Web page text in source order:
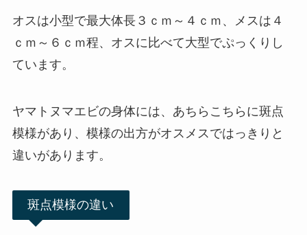
オスは小型で最大体長３ｃｍ～４ｃｍ、
メスは４
ｃｍ～６ｃｍ程、オスに比べて大型でぷっくりし
ています。
ヤマトヌマエビの身体には、あちらこちらに斑点
模様があり、模様の出方がオスメスではっきりと
違いがあります。
斑点模様の違い